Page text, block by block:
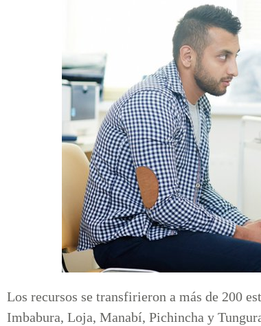
Los recursos se transfirieron a más de 200
Imbabura, Loja, Manabí, Pichincha y